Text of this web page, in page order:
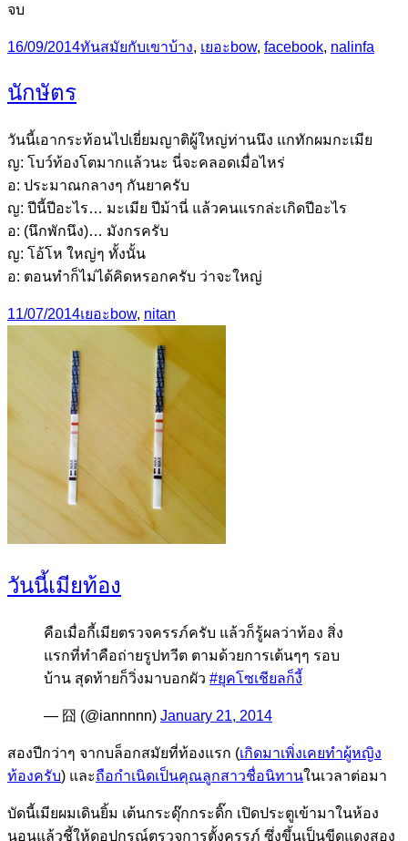
จบ
Posted
16/09/2014Categories
ทันสมัยกับเขาบ้าง, เยอะTags
bow, facebook, nalinfa
นักษัตร
วันนี้เอากระท้อนไปเยี่ยมญาติผู้ใหญ่ท่านนึง แกทักผมกะเมีย
ญ: โบว์ท้องโตมากแล้วนะ นี่จะคลอดเมื่อไหร่
อ: ประมาณกลางๆ กันยาครับ
ญ: ปีนี้ปีอะไร… มะเมีย ปีม้านี่ แล้วคนแรกล่ะเกิดปีอะไร
อ: (นึกพักนึง)… มังกรครับ
ญ: โอ้โห ใหญ่ๆ ทั้งนั้น
อ: ตอนทำก็ไม่ได้คิดหรอกครับ ว่าจะใหญ่
Posted
11/07/2014Categories
เยอะTags
bow, nitan
วันนี้เมียท้อง
คือเมื่อกี้เมียตรวจครรภ์ครับ แล้วก็รู้ผลว่าท้อง สิ่ง
แรกที่ทำคือถ่ายรูปทวีต ตามด้วยการเต้นๆๆ รอบ
บ้าน สุดท้ายก็วิ่งมาบอกผัว #ยุคโซเชียลก็งี้
— 囧 (@iannnnn) January 21, 2014
สองปีกว่าๆ จากบล็อกสมัยที่ท้องแรก (เกิดมาเพิ่งเคยทำผู้หญิง
ท้องครับ) และถือกำเนิดเป็นคุณลูกสาวชื่อนิทานในเวลาต่อมา
บัดนี้เมียผมเดินยิ้ม เต้นกระดุ๊กกระดิ๊ก เปิดประตูเข้ามาในห้อง
นอนแล้วชี้ให้ดูอุปกรณ์ตรวจการตั้งครรภ์ ซึ่งขึ้นเป็นขีดแดงสอง